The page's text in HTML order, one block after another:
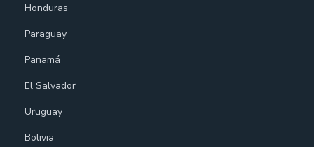
Honduras
Paraguay
Panamá
El Salvador
Uruguay
Bolivia